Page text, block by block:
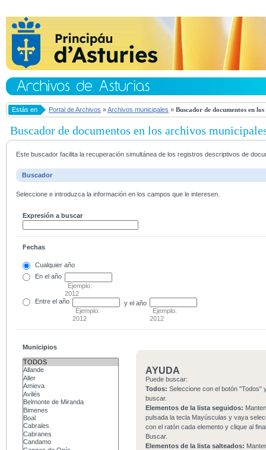
Estás en Portal de Archivos »Archivos municipales » Buscador de documentos en
Buscador de documentos en los archivos
Este buscador facilita la recuperación simultánea de los registros descriptivos de
Buscador
Seleccione e introduzca la información en los campos que le interesen.
Expresión a buscar
Fechas
Cualquier año
En el año
Ejemplo:
2012
Entre el año
Ejemplo:
2012
y el año
Ejemplo:
2012
Municipios
AYUDA
Puede buscar:
Todos: Seleccione con el botón "Todos"
buscar.
Elementos de la lista seguidos:
pulsada la tecla Mayúsculas y vaya
con el ratón cada elemento y clique al
Buscar.
Elementos de la lista salteados: